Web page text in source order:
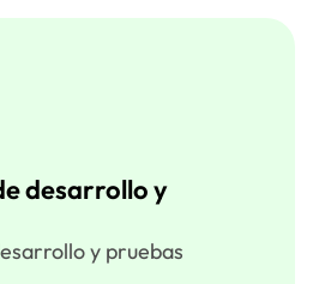
desarrollo y
y pruebas